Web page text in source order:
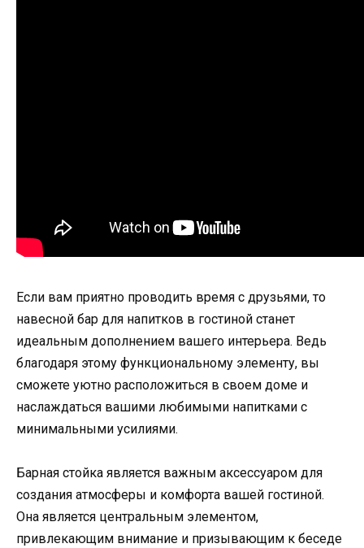
Если вам приятно проводить время с друзьями, то
навесной бар для напитков в гостиной станет
идеальным дополнением вашего интерьера. Ведь
благодаря этому функциональному элементу, вы
сможете уютно расположиться в своем доме и
наслаждаться вашими любимыми напитками с
минимальными усилиями.
Барная стойка является важным аксессуаром для
создания атмосферы и комфорта вашей гостиной.
Она является центральным элементом,
привлекающим внимание и призывающим к беседе